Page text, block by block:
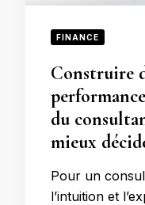
FINANCE
Construire
du
mieux
Pour un
l’intuition et